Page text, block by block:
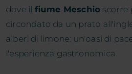
dove il fiume Meschio scorre
circondato da un prato
alberi di limone: un'oasi di
l'esperienza gastronomica.